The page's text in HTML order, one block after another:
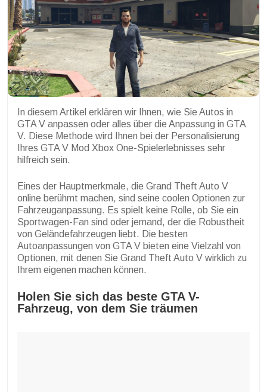
In diesem Artikel erklären wir Ihnen, wie Sie Autos in
GTA V anpassen oder alles über die Anpassung in GTA
V. Diese Methode wird Ihnen bei der Personalisierung
Ihres GTA V Mod Xbox One-Spielerlebnisses sehr
hilfreich sein.
Eines der Hauptmerkmale, die Grand Theft Auto V
online berühmt machen, sind seine coolen Optionen zur
Fahrzeuganpassung. Es spielt keine Rolle, ob Sie ein
Sportwagen-Fan sind oder jemand, der die Robustheit
von Geländefahrzeugen liebt. Die besten
Autoanpassungen von GTA V bieten eine Vielzahl von
Optionen, mit denen Sie Grand Theft Auto V wirklich zu
Ihrem eigenen machen können.
Holen Sie sich das beste GTA V-
Fahrzeug, von dem Sie träumen